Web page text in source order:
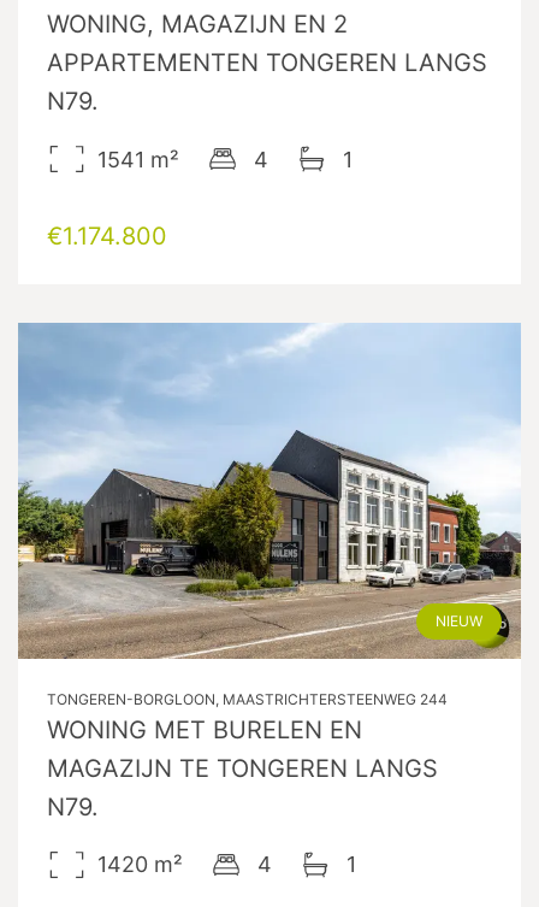
WONING, MAGAZIJN EN 2
APPARTEMENTEN TONGEREN LANGS
N79.
1541 m² 4 1
€1.174.800
NIEUW
TONGEREN-BORGLOON, MAASTRICHTERSTEENWEG 244
WONING MET BURELEN EN
MAGAZIJN TE TONGEREN LANGS
N79.
1420 m² 4 1